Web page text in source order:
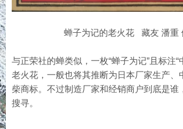
蝉子为记的老火花 藏友 潘重
与正荣社的蝉类似，一枚“蝉子为记”且标注“
老火花，一般也将其推断为日本厂家生产、
柴商标。不过制造厂家和经销商户到底是谁
搜寻。